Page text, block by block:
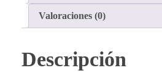
Valoraciones (0)
Descripción